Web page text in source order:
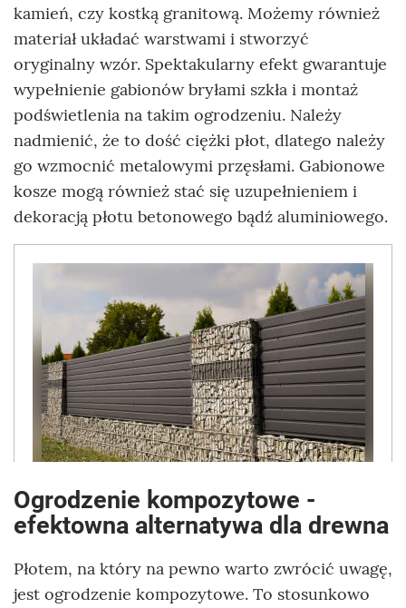
kamień, czy kostką granitową. Możemy również
materiał układać warstwami i stworzyć
oryginalny wzór. Spektakularny efekt gwarantuje
wypełnienie gabionów bryłami szkła i montaż
podświetlenia na takim ogrodzeniu. Należy
nadmienić, że to dość ciężki płot, dlatego należy
go wzmocnić metalowymi przęsłami. Gabionowe
kosze mogą również stać się uzupełnieniem i
dekoracją płotu betonowego bądź aluminiowego.
Ogrodzenie kompozytowe -
efektowna alternatywa dla drewna
Płotem, na który na pewno warto zwrócić uwagę,
jest ogrodzenie kompozytowe. To stosunkowo